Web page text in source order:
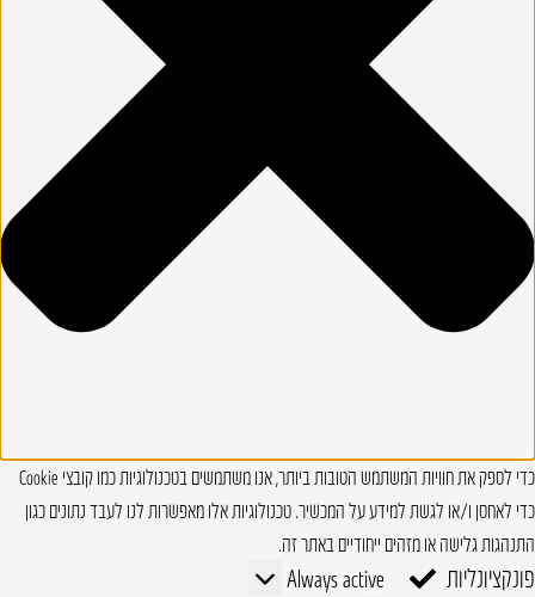
כדי לספק את חוויות המשתמש הטובות ביותר, אנו משתמשים בטכנולוגיות כמו קובצי Cookie
כדי לאחסן ו/או לגשת למידע על המכשיר. טכנולוגיות אלו מאפשרות לנו לעבד נתונים כגון
התנהגות גלישה או מזהים ייחודיים באתר זה.
פונקציונליות פונקציונליות
Always active